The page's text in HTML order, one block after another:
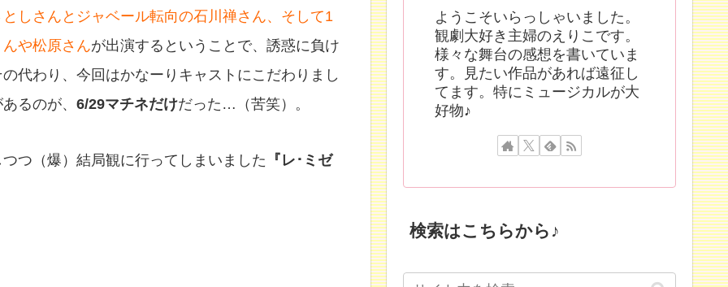
しさんとジャベール転向の石川禅さん、そして1
や松原さんが出演するということで、誘惑に負け
代わり、今回はかなーりキャストにこだわりまし
るのが、 6/29マチネだけだった…（苦笑）。
つ（爆）結局観に行ってしまいました 『レ･ミゼ
ようこそいらっしゃいました。
観劇大好き主婦のえりこです。
様々な舞台の感想を書いていま
す。見たい作品があれば遠征し
てます。特にミュージカルが大
好物♪
検索はこちらから♪